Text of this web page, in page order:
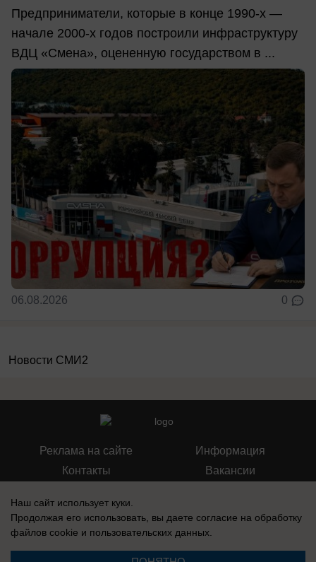
Предприниматели, которые в конце 1990-х —
начале 2000-х годов построили инфраструктуру
ВДЦ «Смена», оцененную государством в ...
06.08.2026 0
Новости СМИ2
Реклама на сайте
Контакты
Информация
Вакансии
службой по надзору в сфере связи, информационных технологий и
Наш сайт использует куки.
Продолжая его использовать, вы даете согласие на обработку
файлов cookie и пользовательских данных.